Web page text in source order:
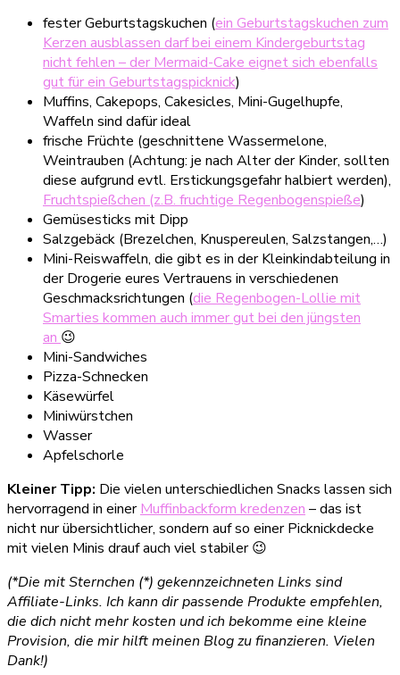
fester Geburtstagskuchen (ein Geburtstagskuchen zum
Kerzen ausblassen darf bei einem Kindergeburtstag
nicht fehlen – der Mermaid-Cake eignet sich ebenfalls
gut für ein Geburtstagspicknick)
Muffins, Cakepops, Cakesicles, Mini-Gugelhupfe,
Waffeln sind dafür ideal
frische Früchte (geschnittene Wassermelone,
Weintrauben (Achtung: je nach Alter der Kinder, sollten
diese aufgrund evtl. Erstickungsgefahr halbiert werden),
Fruchtspießchen (z.B. fruchtige Regenbogenspieße)
Gemüsesticks mit Dipp
Salzgebäck (Brezelchen, Knuspereulen, Salzstangen,…)
Mini-Reiswaffeln, die gibt es in der Kleinkindabteilung in
der Drogerie eures Vertrauens in verschiedenen
Geschmacksrichtungen (die Regenbogen-Lollie mit
Smarties kommen auch immer gut bei den jüngsten
an 😉
Mini-Sandwiches
Pizza-Schnecken
Käsewürfel
Miniwürstchen
Wasser
Apfelschorle
Kleiner Tipp: Die vielen unterschiedlichen Snacks lassen sich
hervorragend in einerMuffinbackform kredenzen – das ist
nicht nur übersichtlicher, sondern auf so einer Picknickdecke
mit vielen Minis drauf auch viel stabiler 😉
(*Die mit Sternchen (*) gekennzeichneten Links sind
Affiliate-Links. Ich kann dir passende Produkte empfehlen,
die dich nicht mehr kosten und ich bekomme eine kleine
Provision, die mir hilft meinen Blog zu finanzieren. Vielen
Dank!)